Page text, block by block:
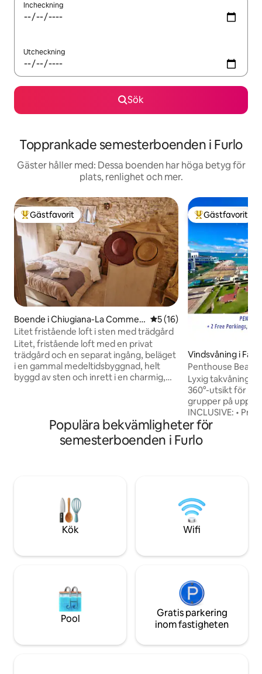
Incheckning
Utcheckning
Sök
Topprankade semesterboenden i Furlo
Gäster håller med: Dessa boenden har höga betyg för
plats, renlighet och mer.
Populär gästfavorit
Gästfavorit
Boende i Chiugiana-La Commen
da
5 av 5 i genomsnittligt
5 (16)
Litet fristående loft i sten med trädgård
Litet, fristående loft med en privat
trädgård och en separat ingång, beläget
i en gammal medeltidsbyggnad, helt
byggd av sten och inrett i en charmig,
lugnt område och alla bekvämligheter 1
km (0,6 miles) bort. Det ligger 30 meter
från en gammal kyrka. Det ligger i en
Populär
Gästfavorit
Vindsvåning i Fano
Penthouse
familjer
Lyxig takvåning
360°-utsikt för
grupper på upp till
INCLUSIVE: • Privat strand framför
huset: med 3 parasoller, 9 solsängar och
en gratis pool⛱️ • Superfrukost på 2
toppbarer 🥐 • 2 parkeringsplatser P️
historiska stadskärnan.
högsta standard
Italy-produkterna.
Populära bekvämligheter för
semesterboenden i Furlo
Kök Wifi
Pool
Gratis parkering
inom fastigheten